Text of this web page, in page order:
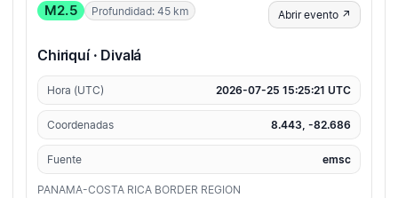
M2.5 Profundidad: 45 km Abrir evento ↗
Chiriquí · Divalá
Hora (UTC) 2026-07-25 15:25:21 UTC
Coordenadas 8.443, -82.686
Fuente emsc
PANAMA-COSTA RICA BORDER REGION